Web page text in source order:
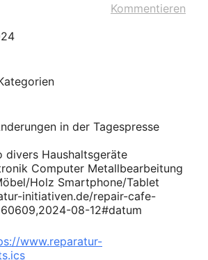
Kommentieren
in der Tagespresse
divers Haushaltsgeräte
Computer Metallbearbeitung
Holz Smartphone/Tablet
initiativen.de/repair-cafe-
08-12#datum
www.reparatur-